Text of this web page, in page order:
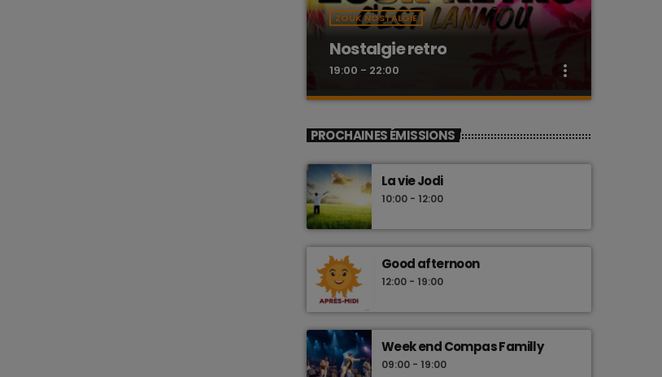
ZOUK NOSTALGIE
Nostalgie retro
19:00 - 22:00 more_vert
Nostalgie retro
Les plus beaux Zouk des années 80
PROCHAINES ÉMISSIONS
La vie Jodi
10:00 - 12:00
Good afternoon
12:00 - 19:00
Week end Compas Familly
09:00 - 19:00